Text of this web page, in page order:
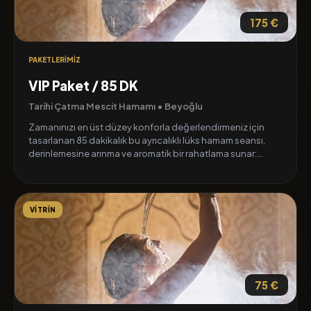
175 €
PAKETLERIMIZ
VIP Paket / 85 DK
Tarihi Çatma Mescit Hamamı • Beyoğlu
Zamanınızı en üst düzey konforla değerlendirmeniz için
tasarlanan 85 dakikalık bu ayrıcalıklı lüks hamam seansı,
derinlemesine arınma ve aromatik bir rahatlama sunar:
ve pürüzsüzleştirici aşamasıdır.
Vücut Peelingi: Cildinize canlılık ve ipeksi bir yumuşaklık
Boyun ve Vücut Köpük Masajı: Üst vücut gerginliğini
hafifleten köpüklü masaj uygulamasıdır.
Aromaterapi Masajı: Doğal esansiyel yağların eşliğinde
VITRIN
75 €